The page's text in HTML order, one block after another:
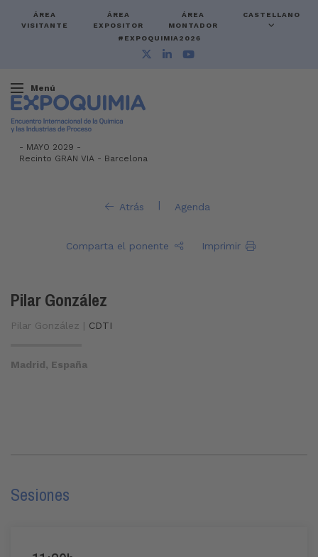
ÁREA
VISITANTE
ÁREA
EXPOSITOR
ÁREA
MONTADOR
CASTELLANO
#EXPOQUIMIA2026
Menú
- MAYO 2029 -
Recinto GRAN VIA - Barcelona
Atrás | Agenda
Comparta el ponente Imprimir
Pilar González
Pilar González | CDTI
Madrid, España
Sesiones